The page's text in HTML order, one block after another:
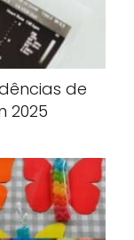
de
2025